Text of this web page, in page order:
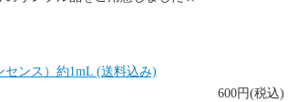
ンス）約1mL (送料込み)
600円(税込)